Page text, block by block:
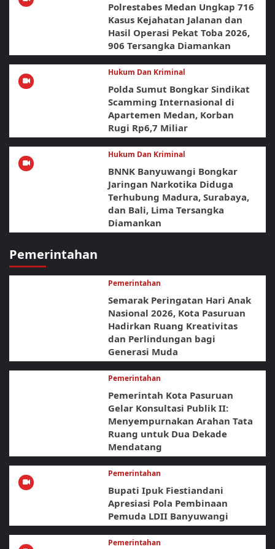
Polrestabes Medan Ungkap 716
Kasus Kejahatan Jalanan dan
Hasil Operasi Pekat Toba 2026,
906 Tersangka Diamankan
Hukum Dan Kriminal
Polda Sumut Bongkar Sindikat
Scamming Internasional di
Apartemen Medan, Korban
Rugi Rp6,7 Miliar
Hukum Dan Kriminal
BNNK Banyuwangi Bongkar
Jaringan Narkotika Diduga
Terhubung Madura, Surabaya,
dan Bali, Lima Tersangka
Diamankan
Pemerintahan
Pemerintahan
Semarak Peringatan Hari Anak
Nasional 2026, Kota Pasuruan
Hadirkan Ruang Kreativitas
dan Perlindungan bagi
Generasi Muda
Pemerintahan
Pemerintah Kota Pasuruan
Gelar Konsultasi Publik II:
Menyempurnakan Arahan Tata
Ruang untuk Dua Dekade
Mendatang
Pemerintahan
Bupati Ipuk Fiestiandani
Apresiasi Pola Pembinaan
Pemuda LDII Banyuwangi
Pemerintahan